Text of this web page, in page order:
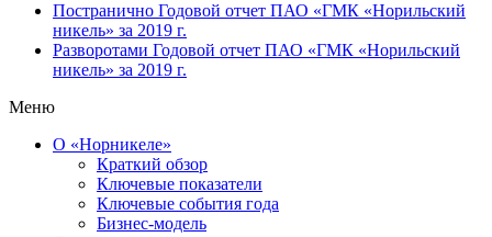
Постранично Годовой отчет ПАО «ГМК «Норильский
никель» за 2019 г.
Разворотами Годовой отчет ПАО «ГМК «Норильский
никель» за 2019 г.
Меню
О «Норникеле»
Краткий обзор
Ключевые показатели
Ключевые события года
Бизнес-модель